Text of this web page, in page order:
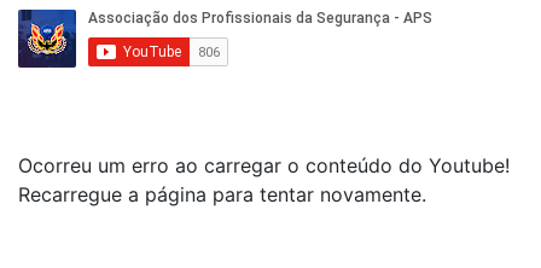
Ocorreu um erro ao carregar o conteúdo do Youtube!
Recarregue a página para tentar novamente.